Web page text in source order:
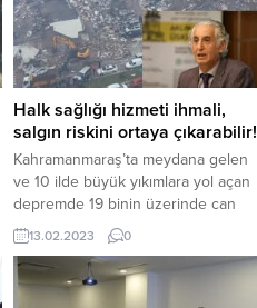
Bodrum Kadın Kolu Başkanı Umut
Anıl Özdoğan, CHP Bodrum
Gençlik Kolları Başkanı Ferhat
Ceyhan, belediye meclis üyeleri,
mahalle muhtarları, birim amirleri
ile...
Halk sağlığı hizmeti ihmali,
salgın riskini ortaya çıkarabilir!
Kahramanmaraş’ta meydana gelen
ve 10 ilde büyük yıkımlara yol açan
depremde 19 binin üzerinde can
kaybı meydana gelirken; arama
kurtarma çalışmaları ve
depremzedelerin ihtiyaçlarının
karşılanmasına yönelik çalışmalar
13.02.2023 0